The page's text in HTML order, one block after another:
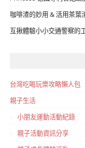
咖啡渣的妙用 & 活用茶葉
互揪體驗小小交通警察的
台灣吃喝玩樂攻略懶人包
親子生活
小朋友運動活動紀錄
親子活動資訊分享